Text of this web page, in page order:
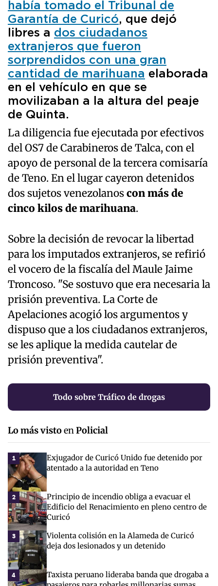
había tomado el Tribunal de
Garantía de Curicó, que dejó
libres a dos ciudadanos
extranjeros que fueron
sorprendidos con una gran
cantidad de marihuana elaborada
en el vehículo en que se
movilizaban a la altura del peaje
de Quinta.
La diligencia fue ejecutada por efectivos
del OS7 de Carabineros de Talca, con el
apoyo de personal de la tercera comisaría
de Teno. En el lugar cayeron detenidos
dos sujetos venezolanoscon más de
cinco kilos de marihuana.
Sobre la decisión de revocar la libertad
para los imputados extranjeros, se refirió
el vocero de la fiscalía del Maule Jaime
Troncoso. "Se sostuvo que era necesaria la
prisión preventiva. La Corte de
Apelaciones acogió los argumentos y
dispuso que a los ciudadanos extranjeros,
se les aplique la medida cautelar de
prisión preventiva".
Todo sobre Tráfico de drogas
Lo más vistoenPolicial
1
Exjugador de Curicó Unido fue detenido por
atentado a la autoridad en Teno
2
Principio de incendio obliga a evacuar el
Edificio del Renacimiento en pleno centro de
Curicó
3
Violenta colisión en la Alameda de Curicó
deja dos lesionados y un detenido
4
Taxista peruano lideraba banda que drogaba a